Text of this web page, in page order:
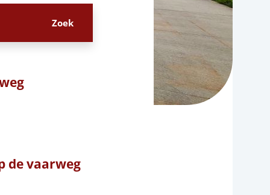
de vaarweg